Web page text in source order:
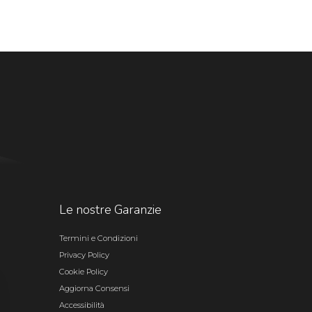
Le nostre Garanzie
Termini e Condizioni
Privacy Policy
Cookie Policy
Aggiorna Consensi
Accessibilità